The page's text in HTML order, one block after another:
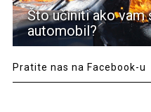
Što učiniti ako vam
automobil?
Pratite nas na Facebook-u